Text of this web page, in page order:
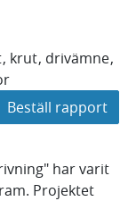
krut drivämne
Beställ rapport
har varit
Projektet